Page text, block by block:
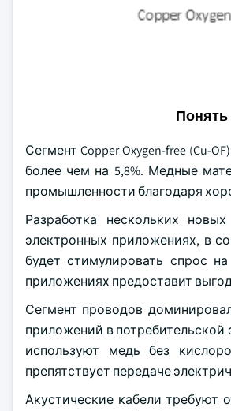
Сегмент Copper Oxygen-free
более чем на 5,8%. Медные
промышленности благодаря
Разработка нескольких
электронных приложениях, в
будет стимулировать спрос
приложениях предоставит
Сегмент проводов
приложений в
используют медь без
препятствует передаче
Акустические кабели требуют